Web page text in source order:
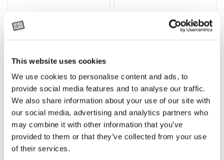
This website uses cookies
We use cookies to personalise content and ads, to
provide social media features and to analyse our traffic.
We also share information about your use of our site with
our social media, advertising and analytics partners who
may combine it with other information that you’ve
provided to them or that they’ve collected from your use
of their services.
Lägg till i varukorg
Rotor, komplett med slagor
OR80013456G
(ex. moms)
Grön truckknapp
A00220
kr (ex. moms)